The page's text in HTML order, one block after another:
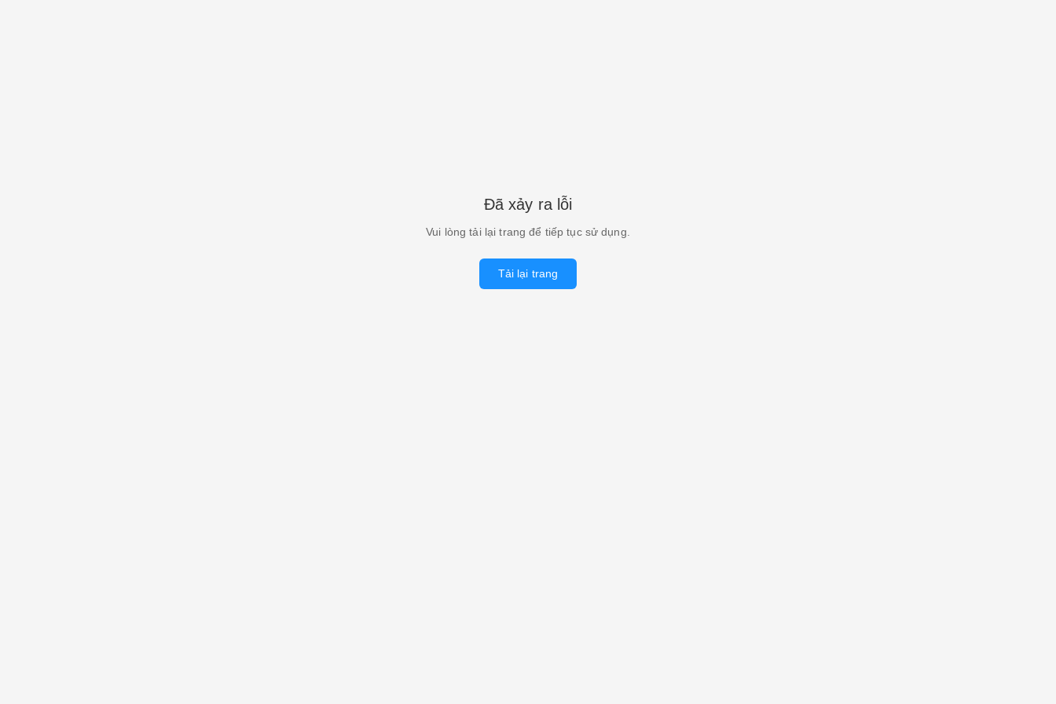
Đã xảy ra lỗi
Vui lòng tải lại trang để tiếp tục sử dụng.
Tải lại trang